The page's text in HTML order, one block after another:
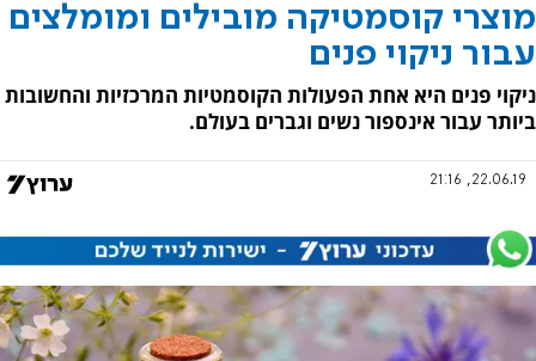
מוצרי קוסמטיקה מובילים ומומלצים
עבור ניקוי פנים
ניקוי פנים היא אחת הפעולות הקוסמטיות המרכזיות והחשובות
ביותר עבור אינספור נשים וגברים בעולם.
22.06.19, 21:16